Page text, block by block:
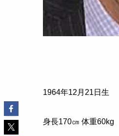
1964年12 月 21 日生
身長170㎝ 体重60kg